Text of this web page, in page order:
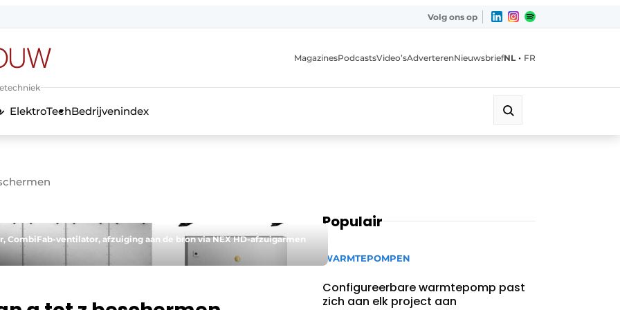
Volg ons op
MagazinesPodcastsVideo’sAdverterenNieuwsbriefNL • FR
ElektroTechBedrijvenindex
CombiFab-ventilator, afzuiging aan de bron via NEX HD-afzuigarmen
Populair
WARMTEPOMPEN
Configureerbare warmtepomp past
zich aan elk project aan